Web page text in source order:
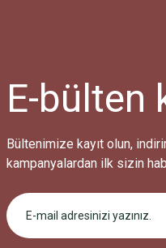
Bu ürüne benzer farklı
E-bülten
Bültenimize kayıt olun,
kampanyalardan ilk sizin